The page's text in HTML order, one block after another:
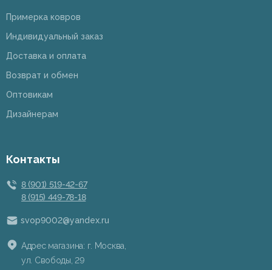
Примерка ковров
Индивидуальный заказ
Доставка и оплата
Возврат и обмен
Оптовикам
Дизайнерам
Контакты
8 (901) 519-42-67
8 (915) 449-78-18
svop9002@yandex.ru
Адрес магазина: г. Москва,
ул. Свободы, 29